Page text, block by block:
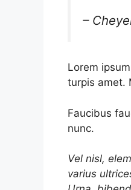
–
Lorem
turpis amet.
Faucibus
nunc.
Vel nisl,
varius